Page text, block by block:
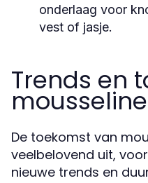
onderlaag voor
vest of jasje.
Trends en
De toekomst van
veelbelovend uit,
nieuwe trends en